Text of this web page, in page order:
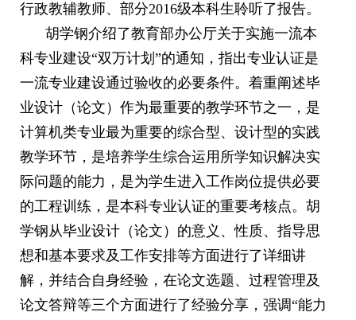
行政教辅教师、部分2016级本科生聆听了报告。
胡学钢介绍了教育部办公厅关于实施一流本
科专业建设“双万计划”的通知，指出专业认证是
一流专业建设通过验收的必要条件。着重阐述毕
业设计（论文）作为最重要的教学环节之一，是
计算机类专业最为重要的综合型、设计型的实践
教学环节，是培养学生综合运用所学知识解决实
际问题的能力，是为学生进入工作岗位提供必要
的工程训练，是本科专业认证的重要考核点。胡
学钢从毕业设计（论文）的意义、性质、指导思
想和基本要求及工作安排等方面进行了详细讲
解，并结合自身经验，在论文选题、过程管理及
论文答辩等三个方面进行了经验分享，强调“能力